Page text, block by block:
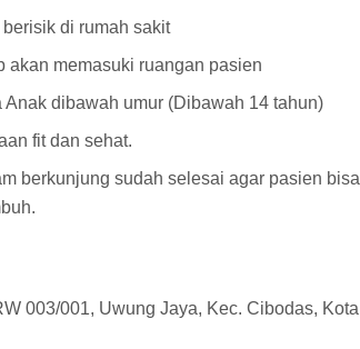
di rumah sakit
akan memasuki ruangan pasien
dibawah umur (Dibawah 14 tahun)
fit dan sehat.
berkunjung sudah selesai agar pasien bisa
003/001, Uwung Jaya, Kec. Cibodas, Kota